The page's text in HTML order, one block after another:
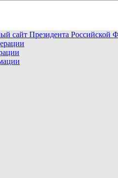
сайт Президента Российской